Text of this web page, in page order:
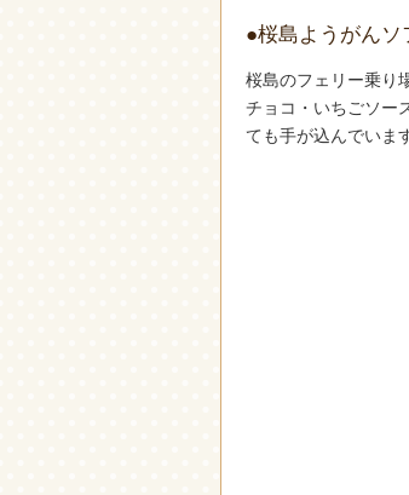
●桜島ようがん
桜島のフェリー乗り
チョコ・いちごソー
ても手が込んでいま